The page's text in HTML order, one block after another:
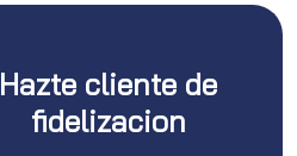
Hazte cliente de
fidelizacion